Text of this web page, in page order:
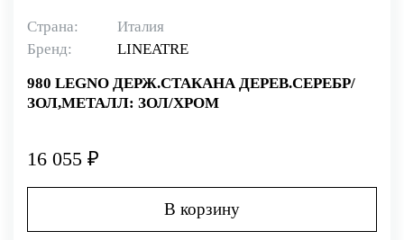
Страна:
Италия
Бренд:
LINEATRE
980 LEGNO ДЕРЖ.СТАКАНА ДЕРЕВ.СЕРЕБР/
ЗОЛ,МЕТАЛЛ: ЗОЛ/ХРОМ
16 055 ₽
В корзину